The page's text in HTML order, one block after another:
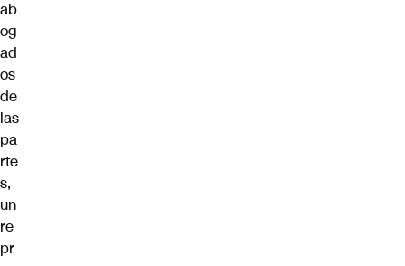
ab
og
ad
os
de
las
pa
rte
s,
un
re
pr